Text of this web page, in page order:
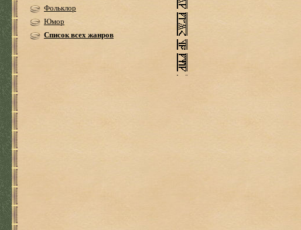
Фольклор
Юмор
Список всех жанров